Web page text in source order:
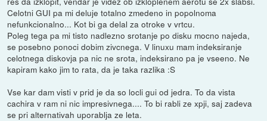
Celotni GUI pa mi deluje totalno zmedeno in popolnoma
nefunkcionalno... Kot bi ga delal za otroke v vrtcu.
Poleg tega pa mi tisto nadlezno srotanje po disku mocno najeda,
se posebno ponoci dobim zivcnega. V linuxu mam indeksiranje
celotnega diskovja pa nic ne srota, indeksirano pa je vseeno. Ne
kapiram kako jim to rata, da je taka razlika :S
Vse kar dam visti v prid je da so locli gui od jedra. To da vista
cachira v ram ni nic impresivnega.... To bi rabli ze xpji, saj zadeva
se pri alternativah uporablja ze leta.